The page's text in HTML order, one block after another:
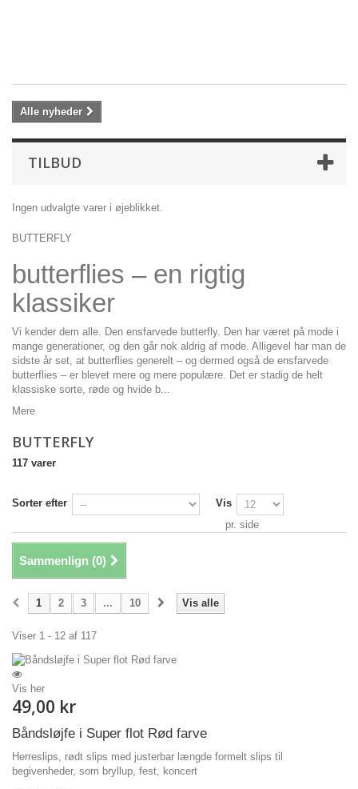
Alle nyheder
TILBUD
Ingen udvalgte varer i øjeblikket.
BUTTERFLY
butterflies – en rigtig
klassiker
Vi kender dem alle. Den ensfarvede butterfly. Den har været på mode i
mange generationer, og den går nok aldrig af mode. Alligevel har man de
sidste år set, at butterflies generelt – og dermed også de ensfarvede
butterflies – er blevet mere og mere populære. Det er stadig de helt
klassiske sorte røde og hvide b...
Mere
BUTTERFLY
117 varer
Sorter efter
Vis
pr. side
Sammenlign (0)
Vis alle
1 2 3 ... 10
Viser 1 - 12 af 117
Vis her
49,00 kr
Båndsløjfe i Super flot Rød farve
Herreslips, rødt slips med justerbar længde formelt slips til
begivenheder, som bryllup, fest, koncert